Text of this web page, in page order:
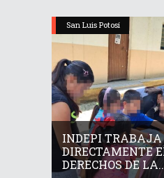
San Luis Potosí
INDEPI TRABAJA
DIRECTAMENTE
DERECHOS DE